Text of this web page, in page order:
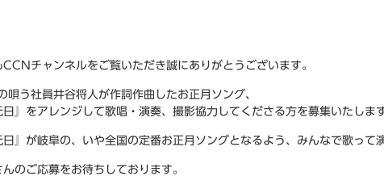
CCNチャンネルをご覧いただき誠にありがとうございます。
唄う社員井谷将人が作詞作曲したお正月ソング、
日』をアレンジして歌唱・演奏、撮影協力してくださる方を募集いたします
日』が岐阜の、いや全国の定番お正月ソングとなるよう、みんなで歌って
んのご応募をお待ちしております。